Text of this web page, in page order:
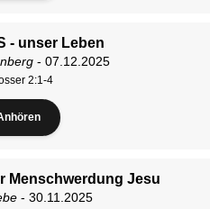
- unser Leben
- 07.12.2025
2:1-4
Menschwerdung Jesu
- 30.11.2025